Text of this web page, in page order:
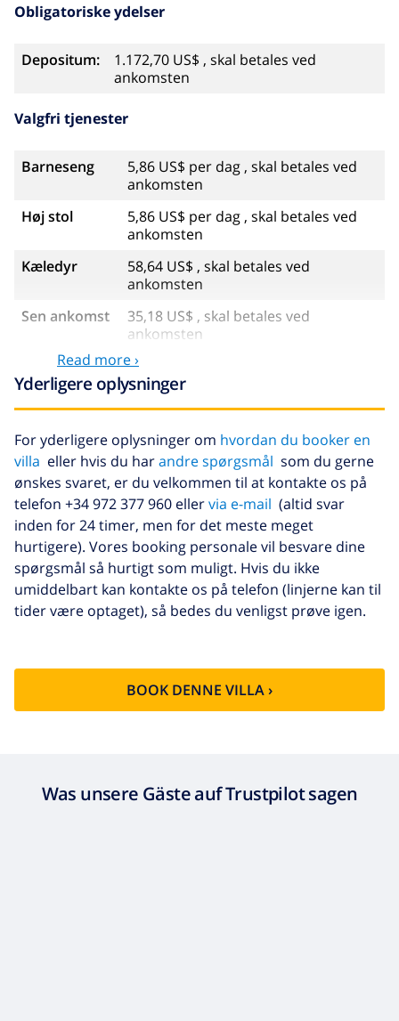
Obligatoriske ydelser
Depositum:
1.172,70 US$ , skal betales ved
ankomsten
Valgfri tjenester
Barneseng
5,86 US$ per dag , skal betales ved
ankomsten
Høj stol
5,86 US$ per dag , skal betales ved
ankomsten
Kæledyr
58,64 US$ , skal betales ved
ankomsten
Sen ankomst
35,18 US$ , skal betales ved
ankomsten
Ekstra
sengetøj
17,59 US$ per person , skal betales
ved ankomsten
Ekstra
håndklæder
8,80 US$ per person , skal betales
ved ankomsten
Sen checkout
113,75 US$
Ekstra
rengøring
baseret på energiforbruget
(52,77 US$/HOUR)
Afbestillings
fond:
4.80% af det samlede beløb
Read more ›
Yderligere oplysninger
For yderligere oplysninger om hvordan du booker en
villa eller hvis du harandre spørgsmål som du gerne
ønskes svaret, er du velkommen til at kontakte os på
telefon +34 972 377 960 ellervia e-mail (altid svar
inden for 24 timer, men for det meste meget
hurtigere). Vores booking personale vil besvare dine
spørgsmål så hurtigt som muligt. Hvis du ikke
umiddelbart kan kontakte os på telefon (linjerne kan til
tider være optaget), så bedes du venligst prøve igen.
BOOK DENNE VILLA ›
Was unsere Gäste auf Trustpilot sagen